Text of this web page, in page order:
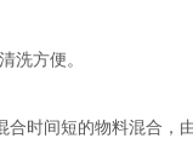
洗方便。
时间短的物料混合，